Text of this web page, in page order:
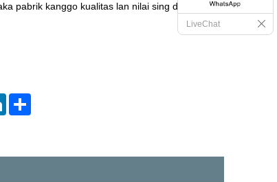
pabrik kanggo kualitas lan nilai sing dijamin.
LinkedIn
LiveChat